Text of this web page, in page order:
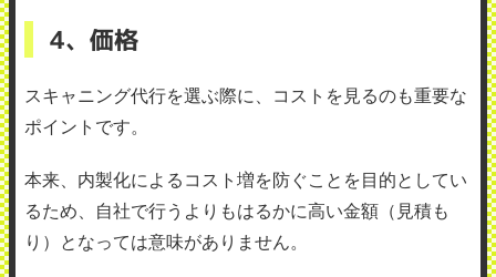
4、価格
スキャニング代行を選ぶ際に、コストを見るのも重要な
ポイントです。
本来、内製化によるコスト増を防ぐことを目的としてい
るため、自社で行うよりもはるかに高い金額（見積も
り）となっては意味がありません。